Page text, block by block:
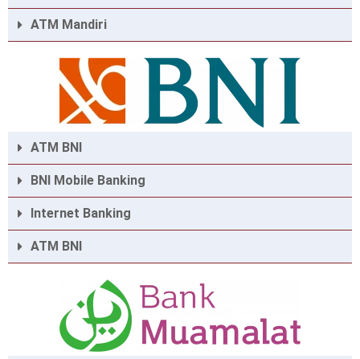
ATM Mandiri
ATM BNI
BNI Mobile Banking
Internet Banking
ATM BNI